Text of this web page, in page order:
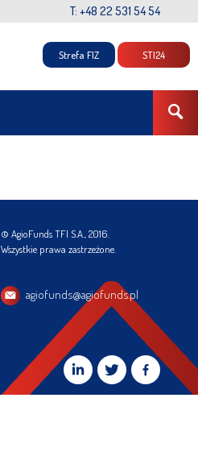
T: +48 22 531 54 54
Strefa FIZ STI24
© AgioFunds TFI S.A., 2016.
Wszystkie prawa zastrzeżone.
agiofunds@agiofunds.pl